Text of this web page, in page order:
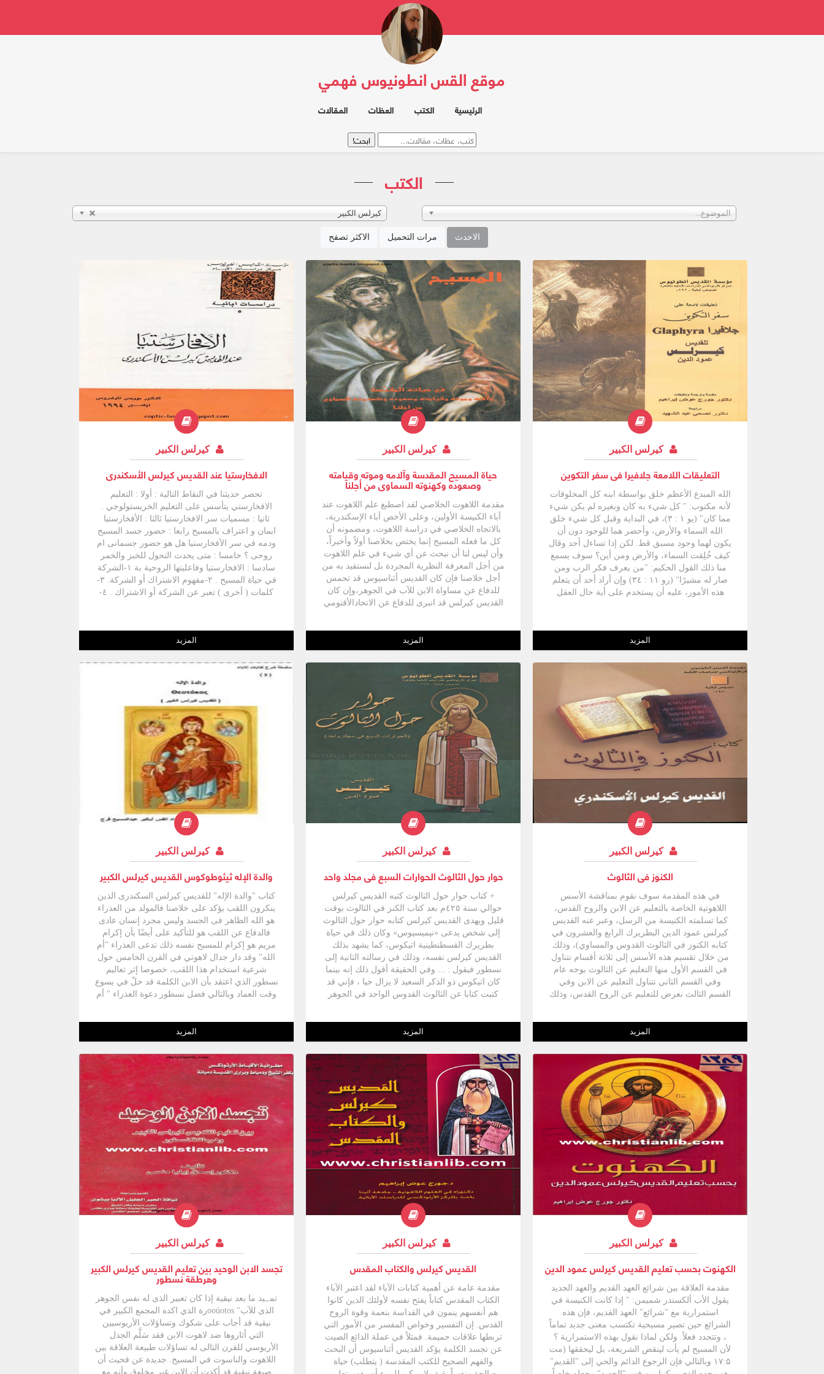
موقع القس انطونيوس فهمي
الرئيسية الكتب العظات المقالات
الكتب
كيرلس الكبير الموضوع...
الاحدث مرات التحميل الاكثر تصفح
كيرلس الكبير
التعليقات اللامعة جلافيرا فى سفر التكوين
الله المبدع الأعظم خلق بواسطة ابنه كل المخلوقات
لأنه مكتوب: " كل شيء به كان وبغيره لم يكن شيء
مما كان" (يو ١ : ۳)، في البداية وقبل كل شيء خلق
الله السماء والأرض، وأحضر هما للوجود دون أن
يكون لهما وجود مسبق قط. لكن إذا تساءل أحد وقال
كيف خُلِقت السماء، والأرض ومن أين؟ سوف يسمع
منا ذلك القول الحكيم: "من يعرف فكر الرب ومن
صار له مشيرًا" (رو ۱۱ : ٣٤) وإن أراد أحد أن يتعلم
هذه الأمور، عليه أن يستخدم على أية حال العقل
لنا ذلك قائلاً: "لأن أفكاري ليست أفكاركم ولا طرقكم
طرقي يقول الرب لأنه كما علت السموات عن الأرض
هكذا علت طرقي عن طرقكم وأفكاري عن أفكاركم"
(إش ٥٥: ٨ - ٩) القديس كيرلس عمود الدين جلافيرا
على سفر التكوين - المقالة الأولى
المزيد
كيرلس الكبير
حياة المسيح المقدسة وآلامه وموته وقيامته
وصعوده وكهنوته السماوى من أجلنا
مقدمة اللاهوت الخلاصي لقد اصطبغ علم اللاهوت عند
آباء الكنيسة الأولين، وعلى الأخص آباء الإسكندرية،
بالاتجاه الخلاصي في دراسة اللاهوت، ومضمونه أن
كل ما فعله المسيح إنما يختص بخلاصنا أولاً وأخيراً،
وأن ليس لنا أن نبحث عن أي شيء في علم اللاهوت
من أجل المعرفة النظرية المجردة بل لنستفيد به من
أجل خلاصنا فإن كان القديس أثناسيوس قد تحمس
للدفاع عن مساواة الابن للآب في الجوهر،وإن كان
القديس كيرلس قد انبرى للدفاع عن الاتحادالأقنومي
للعلاقة الصميمية بين هذه الحقائق اللاهوتية وخلاصنا
نحن وهكذا نراهما دائماً في كلامهمـا عـن ســـر
الثالوث أو عـــن تجــد المسيح وميلاده ومعموديته
وصومه وآلامه وموته وقيامته وصعوده و كهنوته
السماوي نراهما يعودان باستمرار إلى ربط هذه
الحقائق بخلاصنا نحن وبالمنفعة الروحية التي عادت
علينا من كل ما فعله المسيح من أجلنــا
المزيد
كيرلس الكبير
الافخارستيا عند القديس كيرلس الأسكندرى
نحصر حديثنا في النقاط التالية : أولا : التعليم
الافخارستي يتأسس على التعليم الخريستولوجي .
ثانيا : مسميات سر الافخارستيا ثالثا : الأفخارستيا
ايمان و اعتراف بالمسيح رابعا : حضور جسد المسيح
ودمه في سر الأفخارستيا هل هو حضور جسمانی ام
روحی ؟ خامسا : متى يحدث التحول للخبز والخمر
سادسا : الافخارستيا وفاعليتها الروحية بة ١-الشركة
في حياة المسيح . ٢-مفهوم الاشتراك أو الشركة. ٣-
كلمات ( أخرى ) تعبر عن الشركة أو الاشتراك . ٤-
بعضهم . ٦- الروح يوحد المؤمنين . ٧-الافخارستيا
في الافخارستيا للحصول على فاعليتها. ٩- الالتزامات
المترتبة على سر الأفخارستيا ١٠- الحاجة الى
المزيد
كيرلس الكبير
الكنوز فى الثالوث
في هذه المقدمة سوف نقوم بمناقشة الأسس
اللاهوتية الخاصة بالتعليم عن الابن والروح القدس،
كما تسلمته الكنيسة من الرسل، وعبر عنه القديس
كيرلس عمود الدين البطريرك الرابع والعشرون في
كتابه الكنوز في الثالوث القدوس والمساوي)، وذلك
من خلال تقسيم هذه الأسس إلى ثلاثة أقسام نتناول
في القسم الأول منها التعليم عن الثالوث بوجه عام
وفي القسم الثاني نتناول التعليم عن الابن وفي
القسم الثالث نعرض للتعليم عن الروح القدس، وذلك
المزيد
كيرلس الكبير
حوار حول الثالوث الحوارات السبع فى مجلد واحد
+ كتاب حوار حول الثالوث كتبه القديس كيرلس
حوالي سنة ٤٢٥م بعد كتاب الكنز في الثالوث بوقت
قليل ويهدى القديس كيرلس كتابه حوار حول الثالوث
إلى شخص يدعى «نيميسيوس» وكان ذلك في حياة
بطريرك القسطنطينية اتيكوس، كما يشهد بذلك
القديس كيرلس نفسه، وذلك في رسالته الثانية إلى
نسطور فيقول : ... وفي الحقيقة أقول ذلك إنه بينما
كان اتيكوس ذو الذكر السعيد لا يزال حيا ، فإني قد
كتبت كتابا عن الثالوث القدوس الواحد في الجوهر
على الأكثر عام ٤٢٥م، ويشبه مضمون هذا الكتاب،
مضمون كتاب الكنز في الثالوث إلا أنه أكثر تفصيلاً.
وفي الواقع نحن لا نعرف السبب الذي جعله يعود
للكتابة عن نفس الموضوع بمثل هذا الاسهاب، لكن
من المحتمل أن يكون كتابه الأول «الكنز في الثالوث»
قد كان صعبا على جمهور القراء العريض، ولهذا فقد
اجتهد .ق. كيرلس في أن يعمل على تبسيط تعليمه
وشرحه بتفصيل وإسهاب أكثر. وكما تشهد الرسالة
المشار إليها بعاليه فإن هذا الكتاب كان قد قرء جزء
منه أمام عددًا الأساقفة والكهنة والمؤمنين في
القسطنطينية، وربما كان هذا قد تم من خلال سلسلة
. كبيرًا من ا من العظات. ولسهولة الشرح اتبع
سبعة حوارات ستة منها خاصة بألوهية الابن وحوار
واحد عن الروح القدس. وقد قُسِّمت الموضوعات
الرئيسية إلى وحدات أصغر وذلك من خلال أسئلة
يوجهها إلى شخص افترض وجوده وأعطى له اسم
إرميا ورمز له بالرمز (A) وأيضًا من خلال إجابات منه
على هذه الأسئلة أعطاها الرمز (B).
المزيد
كيرلس الكبير
والدة الإله ثيئوطوكوس القديس كيرلس الكبير
كتاب "والدة الإله" للقديس كيرلس السكندرى الذين
ينكرون اللقب يؤكد على خلاصنا فالمولد من العذراء
هو الله الظاهر فى الجسد وليس مجرد إنسان عادى
فالدفاع عن اللقب هو للتأكيد على أيضًا بأن إكرام
مريم هو إكرام للمسيح نفسه ذلك تدعى العذراء "أم
الله" وقد دار جدال لاهوتي في القرن الخامس حول
شرعية استخدام هذا اللقب، خصوصا إثر تعاليم
نسطور الذي اعتقد بأن الابن الكلمة قد حلّ في يسوع
وقت العماد وبالتالي فضل نسطور دعوة العذراء " أم
هذا المصطلح إلى أنها والدة الله حسب الجسد
وليست والدة اللاهوت الهدف من هذا البحث هو مجرد
محاولة بسيطة للشرح الكتاب وهذا لا يغنى عن قرأة
الكتاب الاصلى كتاب "والدة الإله "للقديس كيرلس
الأسكندرى ترجمة د جورج عوض ابراهيم مراجعة د
نصحى عبد الشهيد الطبعة الأولى يونيو 2011
المزيد
كيرلس الكبير
الكهنوت بحسب تعليم القديس كيرلس عمود الدين
مقدمة العلاقة بين شرائع العهد القديم والعهد الجديد
يقول الأب ألكسندر شميمن: " إذا كانت الكنيسة في
استمرارية مع "شرائع" العهد القديم، فإن هذه
الشرائع حين تصير مسيحية تكتسب معنى جديد تماماً
، وتتجدد فعلاً. ولكن لماذا نقول بهذه الاستمرارية ؟
لأن المسيح لم يأت لينقض الشريعة، بل ليحققها (مت
۱۷:۵ وبالتالي فإن الرجوع الدائم والحي إلى "القديم"
كيرلس الكبير
القديس كيرلس والكتاب المقدس
مقدمة عامة عن أهمية كتابات الآباء لقد اعتبر الآباء
الكتاب المقدس كتاباً يفتح نفسه لأولئك الذين كانوا
هم أنفسهم ينمون في القداسة بنعمة وقوة الروح
القدس. إن التفسير وخواص المفسر من الأمور التي
تربطها علاقات حميمة. فمثلاً في عملة الذائع الصيت
عن تجسد الكلمة يؤكد القديس أثناسيوس أن البحث
والفهم الصحيح للكتب المقدسة ( يتطلب) حياة
كيرلس الكبير
تجسد الابن الوحيد بين تعليم القديس كيرلس الكبير
وهرطقة نسطور
تمہید ما بعد نيقية إذا كان تعبير الذى له نفس الجوهر
الذى للآب" ooúotosرة الذي اكده المجمع الكبير في
نيقية قد أجاب على شكوك وتساؤلات الأريوسيين
التي أثاروها ضد لاهوت الابن فقد سَلَّم الجدل
الأريوسي للقرن التالى له تساؤلات طبيعة العلاقة بين
اللاهوت والناسوت في المسيح. جديدة عن فحيث أن
صيغة نيقية قد أكدت أن الابن غير مخلوق وأنه مع